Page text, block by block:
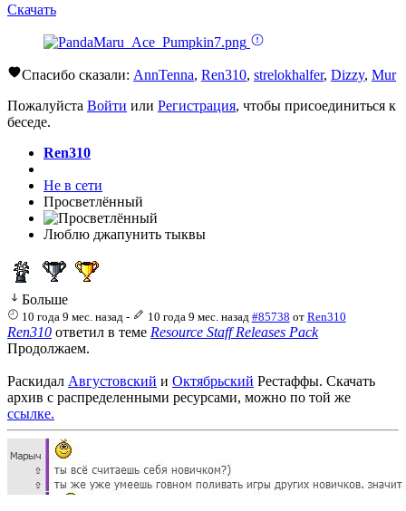
Скачать
Спасибо сказали: AnnTenna, Ren310, strelokhalfer, Dizzy, Mur
Пожалуйста Войти или Регистрация, чтобы присоединиться к
беседе.
Ren310
Не в сети
Просветлённый
Люблю джапунить тыквы
Больше
10 года 9 мес. назад - 10 года 9 мес. назад #85738 от Ren310
Ren310 ответил в теме Resource Staff Releases Pack
Продолжаем.
Раскидал Августовский и Октябрьский Рестаффы. Скачать
архив с распределенными ресурсами, можно по той же
ссылке.